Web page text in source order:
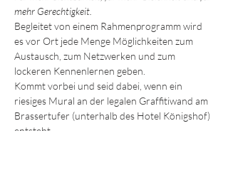
mehr Gerechtigkeit.
Begleitet von einem Rahmenprogramm wird
es vor Ort jede Menge Möglichkeiten zum
Austausch, zum Netzwerken und zum
lockeren Kennenlernen geben.
Kommt vorbei und seid dabei, wenn ein
riesiges Mural an der legalen Graffitiwand am
Brassertufer (unterhalb des Hotel Königshof)
entsteht.